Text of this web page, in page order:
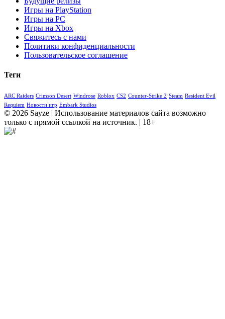
Игры на PlayStation
Игры на PC
Игры на Xbox
Свяжитесь с нами
Политики конфиденциальности
Пользовательское соглашение
Теги
ARC Raiders Crimson Desert Windrose Roblox CS2 Counter-Strike 2 Steam Resident Evil
Requiem Новости игр Embark Studios
© 2026 Sayze | Использование материалов сайта возможно
только с прямой ссылкой на источник. | 18+